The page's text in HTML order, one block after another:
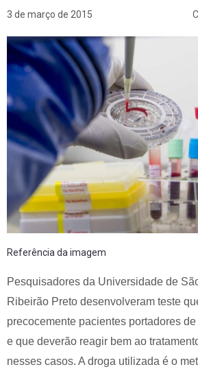
3 de março de 2015
Referência da imagem
Pesquisadores da Universidade de
Ribeirão Preto desenvolveram teste
precocemente pacientes portadores
e que deverão reagir bem ao
nesses casos. A droga utilizada é o